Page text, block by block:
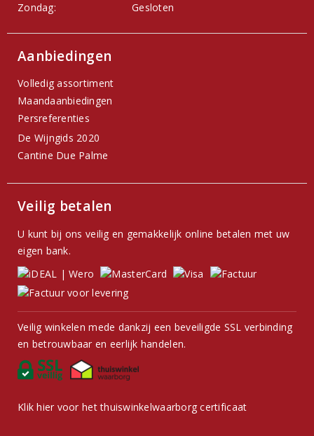
Zondag:
Gesloten
Aanbiedingen
Volledig assortiment
Maandaanbiedingen
Persreferenties
De Wijngids 2020
Cantine Due Palme
Veilig betalen
U kunt bij ons veilig en gemakkelijk online betalen met uw
eigen bank.
Veilig winkelen mede dankzij een beveiligde SSL verbinding
en betrouwbaar en eerlijk handelen.
Klik hier voor het thuiswinkelwaarborg certificaat